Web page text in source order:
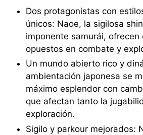
Dos protagonistas con
únicos: Naoe, la sigilosa
imponente samurái, ofrecen
opuestos en combate y
Un mundo abierto rico y
ambientación japonesa se
máximo esplendor con
que afectan tanto la
exploración.
Sigilo y parkour mejorados: